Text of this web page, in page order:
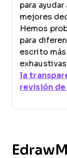
para
mejores
Hemos
para
escrito
la
revisión